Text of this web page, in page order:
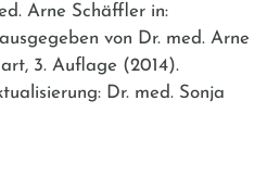
Arne Schäffler in:
von Dr. med. Arne
3. Auflage (2014).
Dr. med. Sonja